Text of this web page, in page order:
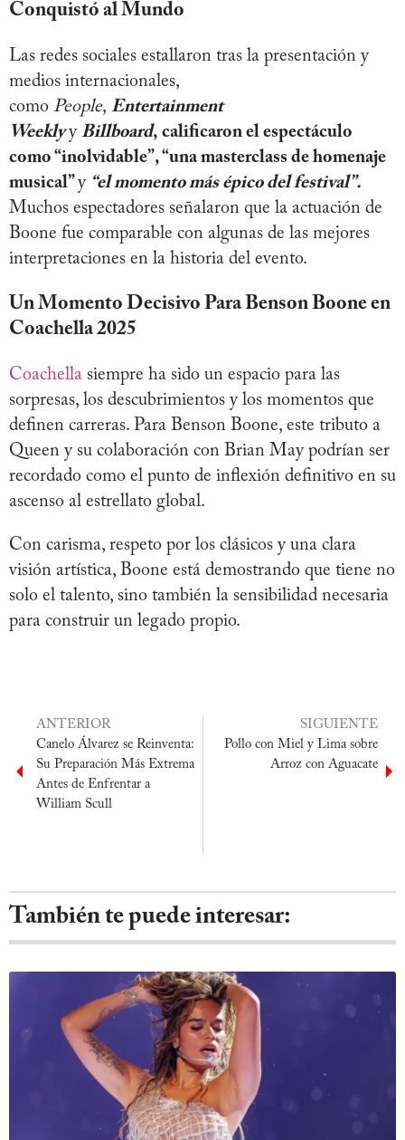
Conquistó al Mundo
Las redes sociales estallaron tras la presentación y
medios internacionales,
como People, Entertainment
Weekly y Billboard, calificaron el espectáculo
como “inolvidable”, “una masterclass de homenaje
musical”y “el momento más épico del festival”.
Muchos espectadores señalaron que la actuación de
Boone fue comparable con algunas de las mejores
interpretaciones en la historia del evento.
Un Momento Decisivo Para Benson Boone en
Coachella 2025
Coachella siempre ha sido un espacio para las
sorpresas, los descubrimientos y los momentos que
definen carreras. Para Benson Boone, este tributo a
Queen y su colaboración con Brian May podrían ser
recordado como el punto de inflexión definitivo en su
ascenso al estrellato global.
Con carisma, respeto por los clásicos y una clara
visión artística, Boone está demostrando que tiene no
solo el talento, sino también la sensibilidad necesaria
para construir un legado propio.
ANTERIOR
Canelo Álvarez se Reinventa:
Su Preparación Más Extrema
Antes de Enfrentar a
William Scull
SIGUIENTE
Pollo con Miel y Lima sobre
Arroz con Aguacate
También te puede interesar: